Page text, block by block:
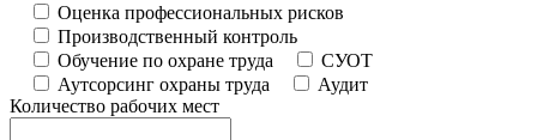
Оценка профессиональных рисков
Производственный контроль
Обучение по охране труда
СУОТ
Аутсорсинг охраны труда
Аудит
Количество рабочих мест